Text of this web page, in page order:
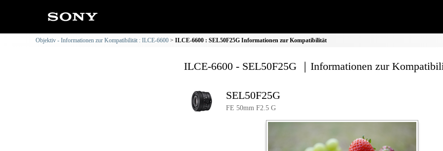
Objektiv - Informationen zur Kompatibilität : ILCE-6600 ILCE-6600 : SEL50F25G Informationen zur Kompatibilität
ILCE-6600 - SEL50F25G ｜Informationen zur
SEL50F25G
FE 50mm F2.5 G